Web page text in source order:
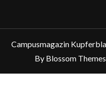
Campusmagazin
By Blossom Themes